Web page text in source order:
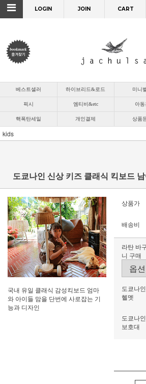
LOGIN JOIN CART
베스트셀러 하이브리드&로드 미니
픽시 엠티비&etc 아동
핵폭탄세일 개인결제 상품
kids
도쿄나인 신상 키즈 클래식 킥보드
국내 유일 클래식 감성킥보드 엄마
와 아이들 맘을 단번에 사로잡는 기
능과 디자인
상품가
배송비
라탄 바
니 구매
도쿄나인
헬멧
도쿄나인
보호대